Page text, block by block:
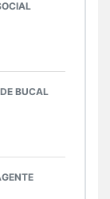
BUCAL